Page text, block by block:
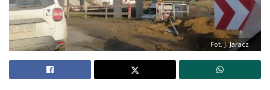
Fot. J. Jaracz